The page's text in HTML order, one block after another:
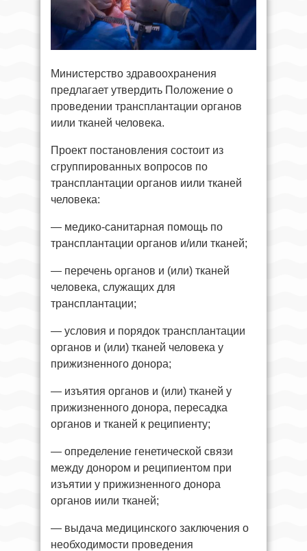
Министерство здравоохранения
предлагает утвердить Положение о
проведении трансплантации органов
иили тканей человека.
Проект постановления состоит из
сгруппированных вопросов по
трансплантации органов иили тканей
человека:
— медико-санитарная помощь по
трансплантации органов и/или тканей;
— перечень органов и (или) тканей
человека, служащих для
трансплантации;
— условия и порядок трансплантации
органов и (или) тканей человека у
прижизненного донора;
— изъятия органов и (или) тканей у
прижизненного донора, пересадка
органов и тканей к реципиенту;
— определение генетической связи
между донором и реципиентом при
изъятии у прижизненного донора
органов иили тканей;
— выдача медицинского заключения о
необходимости проведения